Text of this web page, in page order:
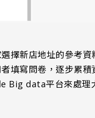
擇新店地址的參考
填寫問卷，逐步累
data平台來處理